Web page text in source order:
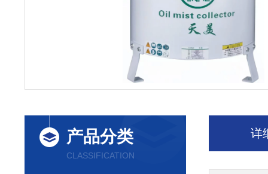
产品分类
CLASSIFICATION
详